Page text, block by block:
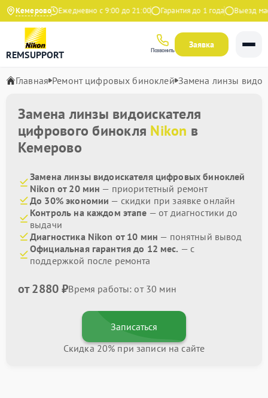
Кемерово
на Яндекс Ежедневно с 9:00 до 21:00 Гарантия до 1 года Выезд
REMSUPPORT Позвонить
Заявка
Главная Ремонт цифровых биноклей Замена линзы
Замена линзы видоискателя
цифрового бинокля Nikon в
Кемерово
Замена линзы видоискателя цифровых биноклей
Nikon от 20 мин — приоритетный ремонт
До 30% экономии — скидки при заявке онлайн
Контроль на каждом этапе — от диагностики до
выдачи
Диагностика Nikon от 10 мин — понятный вывод
Официальная гарантия до 12 мес. — с
поддержкой после ремонта
от 2880 ₽Время работы: от 30 мин
Записаться
Скидка 20% при записи на сайте